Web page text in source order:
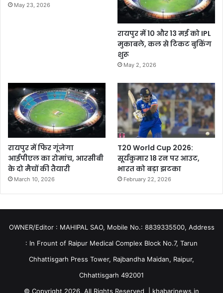
May 23, 2026
रायपुर में 10 और 13 मई को IPL
मुकाबले, कल से टिकट बुकिंग
शुरू
May 2, 2026
रायपुर में फिर गूंजेगा
आईपीएल का रोमांच, आरसीबी
के दो मैचों की तैयारी
March 10, 2026
T20 World Cup 2026:
सूर्यकुमार 18 रन पर आउट,
भारत को बड़ा झटका
February 22, 2026
OWNER/Editor : MAHIPAL SAO, Mobile No.: 8839335500, Address
: In Frount of Raipur Medical Complex Block No.7, Tarun
Chhattisgarh Press Tower, Rajbandha Maidan, Raipur,
Chhattisgarh 492001
© Copyright 2026, All Rights Reserved | khabarinews.in